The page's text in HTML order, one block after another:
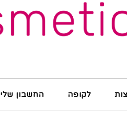
החשבון שלי לקופה